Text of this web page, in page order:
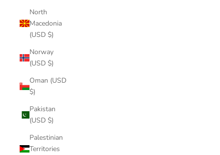
North
Macedonia
(USD $)
Norway
(USD $)
Oman (USD
$)
Pakistan
(USD $)
Palestinian
Territories